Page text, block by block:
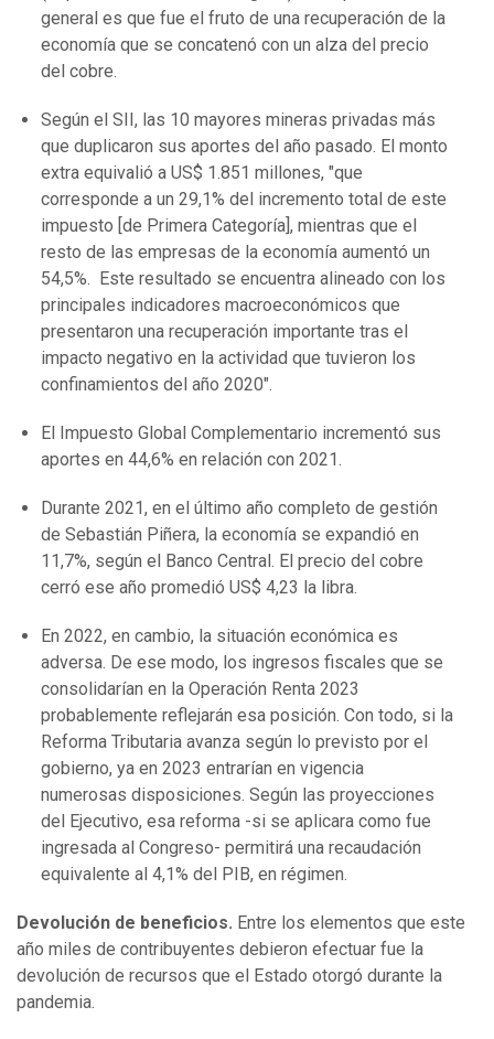
general es que fue el fruto de una recuperación de la
economía que se concatenó con un alza del precio
del cobre.
Según el SII, las 10 mayores mineras privadas más
que duplicaron sus aportes del año pasado. El monto
extra equivalió a US$ 1.851 millones, "que
corresponde a un 29,1% del incremento total de este
impuesto [de Primera Categoría], mientras que el
resto de las empresas de la economía aumentó un
54,5%. Este resultado se encuentra alineado con los
principales indicadores macroeconómicos que
presentaron una recuperación importante tras el
impacto negativo en la actividad que tuvieron los
confinamientos del año 2020".
El Impuesto Global Complementario incrementó sus
aportes en 44,6% en relación con 2021.
Durante 2021, en el último año completo de gestión
de Sebastián Piñera, la economía se expandió en
11,7%, según el Banco Central. El precio del cobre
cerró ese año promedió US$ 4,23 la libra.
En 2022, en cambio, la situación económica es
adversa. De ese modo, los ingresos fiscales que se
consolidarían en la Operación Renta 2023
probablemente reflejarán esa posición. Con todo, si la
Reforma Tributaria avanza según lo previsto por el
gobierno, ya en 2023 entrarían en vigencia
numerosas disposiciones. Según las proyecciones
del Ejecutivo, esa reforma -si se aplicara como fue
ingresada al Congreso- permitirá una recaudación
equivalente al 4,1% del PIB, en régimen.
Devolución de beneficios. Entre los elementos que este
año miles de contribuyentes debieron efectuar fue la
devolución de recursos que el Estado otorgó durante la
pandemia.